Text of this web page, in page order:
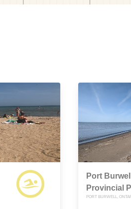
Port Burwell
Provincial
PORT BURWELL,